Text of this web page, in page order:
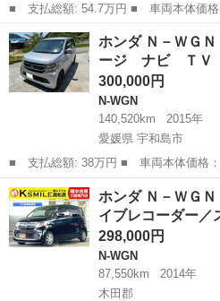
■ 支払総額: 54.7万円 ■ 車両本体価格： 498,000 円 ■ メーカー
名： ホンダ ■ 車種名： Ｎ－ＷＧ
ートパッケージ ナビゲーション／ド
ラ／スマート...
香川 木田郡 N-WGN
ホンダ Ｎ－ＷＧ
ージ ナビ ＴＶ
300,000円
N-WGN
140,520km
2015年
愛媛県 宇和島市
■ 支払総額: 38万円 ■ 車両本体価格： 300,000 円 ■ メーカー
名： ホンダ ■ 車種名： Ｎ－ＷＧ
イリッシュパッケージ ナビ ＴＶ バ
ｔｈ 前後ドライ...
愛媛 宇和島市 N-WGN
ホンダ Ｎ－ＷＧ
イブレコーダー
298,000円
N-WGN
87,550km
2014年
木田郡